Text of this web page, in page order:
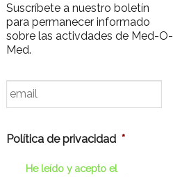
Suscríbete a nuestro boletín
para permanecer informado
sobre las activdades de Med-O-
Med.
Email *
Política de privacidad *
He leído y acepto el